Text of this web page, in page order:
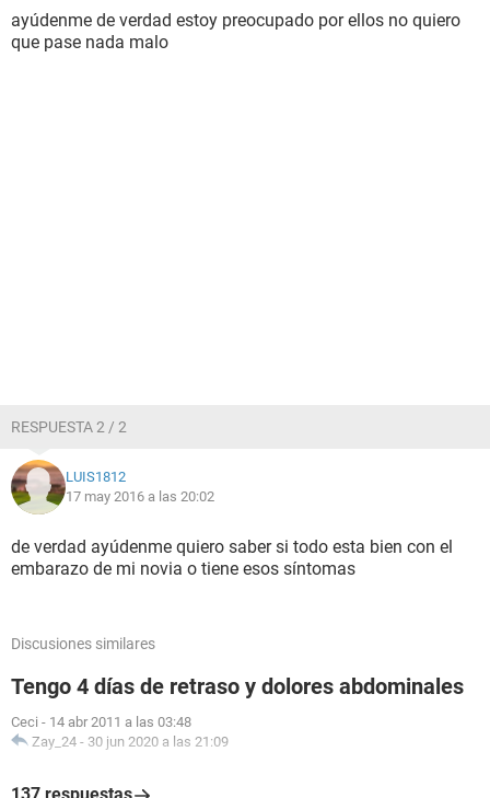
ayúdenme de verdad estoy preocupado por ellos no quiero
que pase nada malo
RESPUESTA 2 / 2
LUIS1812
17 may 2016 a las 20:02
de verdad ayúdenme quiero saber si todo esta bien con el
embarazo de mi novia o tiene esos síntomas
Discusiones similares
Tengo 4 días de retraso y dolores abdominales
Ceci - 14 abr 2011 a las 03:48
Zay_24 - 30 jun 2020 a las 21:09